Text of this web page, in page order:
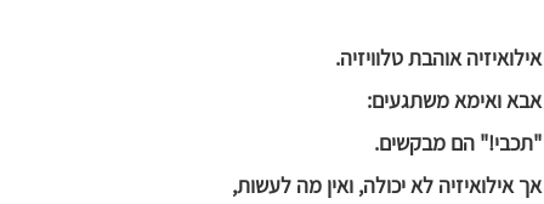
אילואיזיה אוהבת טלוויזיה.
אבא ואימא משתגעים:
"תכבי!" הם מבקשים.
אך אילואיזיה לא יכולה, ואין מה לעשות,